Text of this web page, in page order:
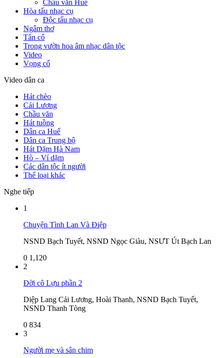
Chầu văn Huế
Hòa tấu nhạc cụ
Độc tấu nhạc cụ
Ngâm thơ
Tân cổ
Trong vườn hoa âm nhạc dân tộc
Video
Vọng cổ
Video dân ca
Hát chèo
Cải Lương
Chầu văn
Hát tuồng
Dân ca Huế
Dân ca Trung bộ
Hát Dặm Hà Nam
Hò – Ví dặm
Các dân tộc ít người
Thể loại khác
Nghe tiếp
1
Chuyện Tình Lan Và Điệp
NSND Bạch Tuyết, NSND Ngọc Giàu, NSƯT Út Bạch Lan
0 1,120
2
Đời cô Lựu phần 2
Diệp Lang Cải Lương, Hoài Thanh, NSND Bạch Tuyết,
NSND Thanh Tòng
0 834
3
Người mẹ và sân chim